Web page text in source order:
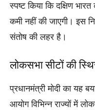
स्पष्ट किया कि दक्षिण
कमी नहीं की जाएगी। इस
संतोष की लहर है।
लोकसभा सीटों की
प्रधानमंत्री मोदी का यह
आयोग विभिन्न राज्यों में